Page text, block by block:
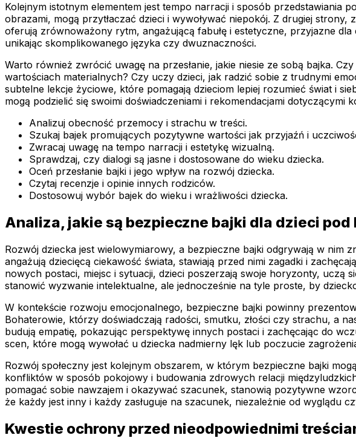
Kolejnym istotnym elementem jest tempo narracji i sposób przedstawiania
obrazami, mogą przytłaczać dzieci i wywoływać niepokój. Z drugiej
oferują zrównoważony rytm, angażującą fabułę i estetyczne, przyjazne
unikając skomplikowanego języka czy dwuznaczności.
Warto również zwrócić uwagę na przesłanie, jakie niesie ze sobą bajka.
wartościach materialnych? Czy uczy dzieci, jak radzić sobie z trudnymi
subtelne lekcje życiowe, które pomagają dzieciom lepiej rozumieć świat i
mogą podzielić się swoimi doświadczeniami i rekomendacjami dotyczącymi
Analizuj obecność przemocy i strachu w treści.
Szukaj bajek promujących pozytywne wartości jak przyjaźń i
Zwracaj uwagę na tempo narracji i estetykę wizualną.
Sprawdzaj, czy dialogi są jasne i dostosowane do wieku dziecka.
Oceń przesłanie bajki i jego wpływ na rozwój dziecka.
Czytaj recenzje i opinie innych rodziców.
Dostosowuj wybór bajek do wieku i wrażliwości dziecka.
Analiza, jakie są bezpieczne bajki dla dzieci pod
Rozwój dziecka jest wielowymiarowy, a bezpieczne bajki odgrywają w
angażują dziecięcą ciekawość świata, stawiają przed nimi zagadki i
nowych postaci, miejsc i sytuacji, dzieci poszerzają swoje horyzonty, uczą
stanowić wyzwanie intelektualne, ale jednocześnie na tyle proste, by
W kontekście rozwoju emocjonalnego, bezpieczne bajki powinny
Bohaterowie, którzy doświadczają radości, smutku, złości czy strachu, a
budują empatię, pokazując perspektywę innych postaci i zachęcając do
scen, które mogą wywołać u dziecka nadmierny lęk lub poczucie
Rozwój społeczny jest kolejnym obszarem, w którym bezpieczne bajki
konfliktów w sposób pokojowy i budowania zdrowych relacji
pomagać sobie nawzajem i okazywać szacunek, stanowią pozytywne
że każdy jest inny i każdy zasługuje na szacunek, niezależnie od wyglądu
Kwestie ochrony przed nieodpowiednimi